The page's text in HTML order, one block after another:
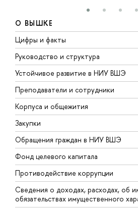
О ВЫШКЕ
Цифры и факты
Руководство и структура
Устойчивое развитие в НИУ ВШЭ
Преподаватели и сотрудники
Корпуса и общежития
Закупки
Обращения граждан в НИУ ВШЭ
Фонд целевого капитала
Противодействие коррупции
Сведения о доходах, расходах, об
обязательствах имущественного